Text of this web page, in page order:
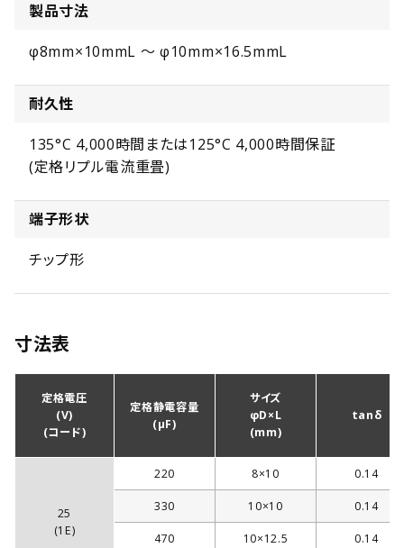
製品寸法
φ8mm×10mmL ～ φ10mm×16.5mmL
耐久性
135°C 4,000時間または125°C 4,000時間保証
(定格リプル電流重畳)
端子形状
チップ形
寸法表
定格電圧
(V)
(コード)
定格静電容量
(µF)
サイズ
φD×L
(mm)
tanδ
25
(1E)
220 8×10 0.14
330 10×10 0.14
470 10×12.5 0.14